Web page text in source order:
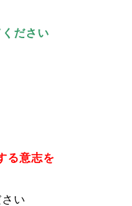
ださい
る意志を
い